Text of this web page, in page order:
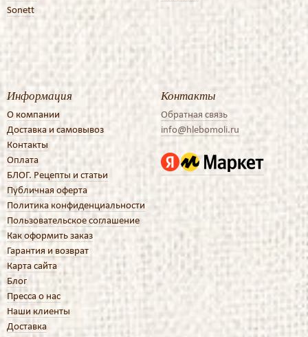
Sonett
Информация
О компании
Доставка и самовывоз
Контакты
Оплата
БЛОГ. Рецепты и статьи
Публичная оферта
Политика конфиденциальности
Пользовательское соглашение
Как оформить заказ
Гарантия и возврат
Карта сайта
Блог
Пресса о нас
Наши клиенты
Доставка
Контакты
Обратная связь
info@hlebomoli.ru